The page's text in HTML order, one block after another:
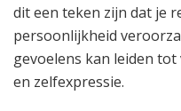
dit een teken zijn dat je
persoonlijkheid
gevoelens kan leiden
en zelfexpressie.